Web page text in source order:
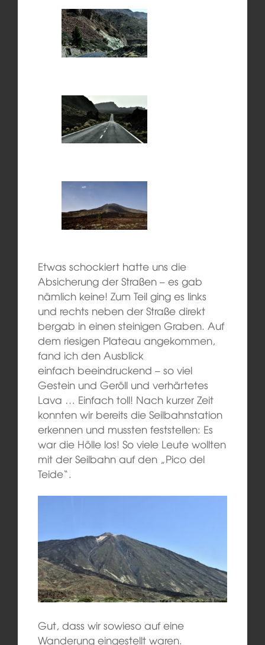
Etwas schockiert hatte uns die
Absicherung der Straßen – es gab
nämlich keine! Zum Teil ging es links
und rechts neben der Straße direkt
bergab in einen steinigen Graben. Auf
dem riesigen Plateau angekommen,
fand ich den Ausblick
einfach beeindruckend – so viel
Gestein und Geröll und verhärtetes
Lava … Einfach toll! Nach kurzer Zeit
konnten wir bereits die Seilbahnstation
erkennen und mussten feststellen: Es
war die Hölle los! So viele Leute wollten
mit der Seilbahn auf den „Pico del
Teide“.
Gut, dass wir sowieso auf eine
Wanderung eingestellt waren.